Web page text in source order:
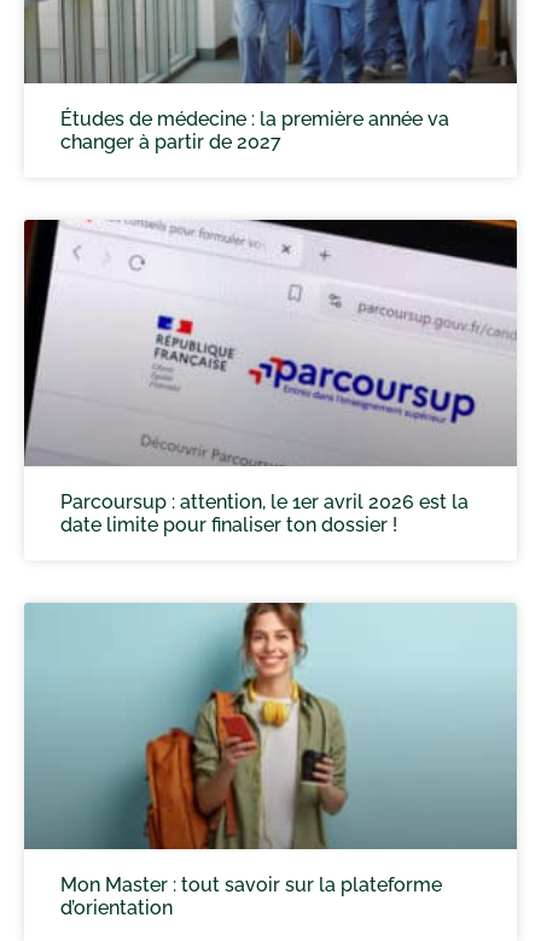
Études de médecine : la première année va
changer à partir de 2027
Parcoursup : attention, le 1er avril 2026 est la
date limite pour finaliser ton dossier !
Mon Master : tout savoir sur la plateforme
d’orientation